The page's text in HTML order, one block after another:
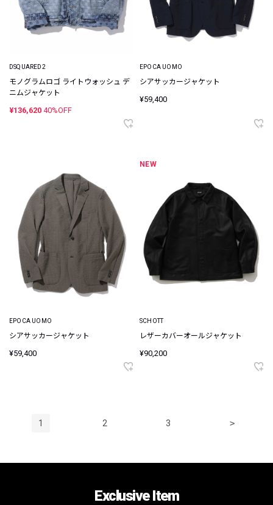
DSQUARED2
モノグラムロゴ ライトウォッシュ デ
ニムジャケット
¥136,620 40%OFF
EPOCA UOMO
シアサッカージャケット
¥59,400
EPOCA UOMO
シアサッカージャケット
¥59,400
NEW
SCHOTT
レザーカバーオールジャケット
¥90,200
1 2 3 >
Exclusive Item